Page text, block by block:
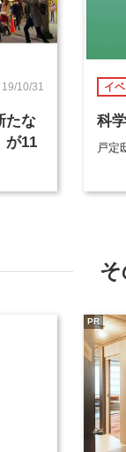
19/10/31
たな
が11
イ
科
戸定
PR